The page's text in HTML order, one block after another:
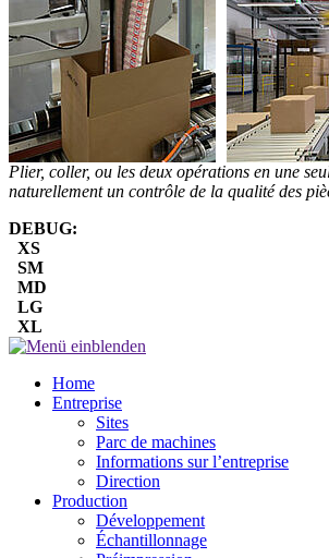
Plier, coller, ou les deux opérations en une
naturellement un contrôle de la qualité des
DEBUG:
XS
SM
MD
LG
XL
Home
Entreprise
Sites
Parc de machines
Informations sur l’entreprise
Direction
Production
Développement
Échantillonnage